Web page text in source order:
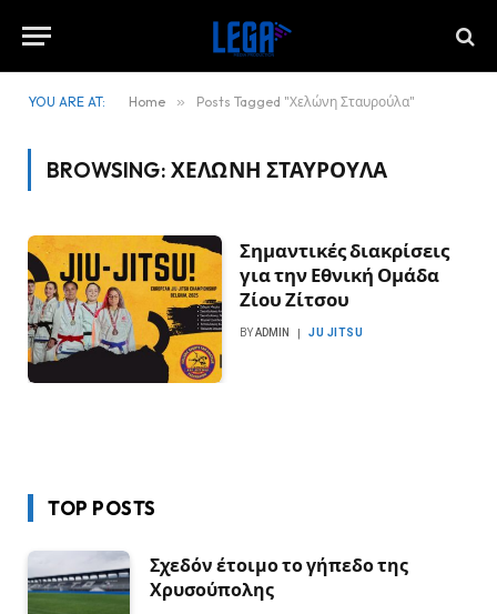
YOU ARE AT: Home » Posts Tagged "Χελώνη Σταυρούλα"
BROWSING: ΧΕΛΏΝΗ ΣΤΑΥΡΟΎΛΑ
Σημαντικές διακρίσεις
για την Εθνική Ομάδα
Ζίου Ζίτσου
BYADMIN JU JITSU
TOP POSTS
Σχεδόν έτοιμο το γήπεδο της
Χρυσούπολης